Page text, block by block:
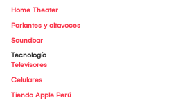
Home Theater
Parlantes y altavoces
Soundbar
Tecnología
Televisores
Celulares
Tienda Apple Perú